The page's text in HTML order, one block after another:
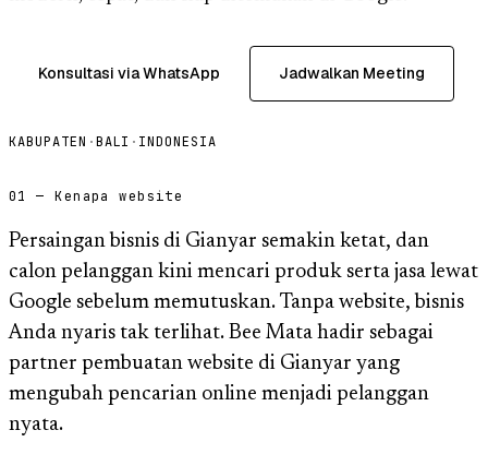
Konsultasi via WhatsApp Jadwalkan Meeting
KABUPATEN ·BALI · INDONESIA
01 — Kenapa website
Persaingan bisnis di Gianyar semakin ketat, dan
calon pelanggan kini mencari produk serta jasa lewat
Google sebelum memutuskan. Tanpa website, bisnis
Anda nyaris tak terlihat. Bee Mata hadir sebagai
partner pembuatan website di Gianyar yang
mengubah pencarian online menjadi pelanggan
nyata.